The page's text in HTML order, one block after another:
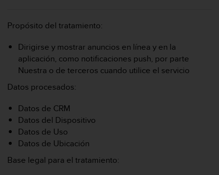
Propósito del tratamiento:
Dirigirse y mostrar anuncios en línea y en la
aplicación, como notificaciones push, por parte
Nuestra o de terceros cuando utilice el servicio
Datos procesados:
Datos de CRM
Datos del Dispositivo
Datos de Uso
Datos de Ubicación
Base legal para el tratamiento: